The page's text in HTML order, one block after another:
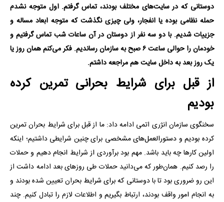
دوستانی که در سایت‌های مختلف بودند، تماس گرفتم. اول متوجه نشدم
حمله نظامی بوده یا انفجار، ولی چیزی نگذشت که متوجه ابعاد مساله و
جزییات شدیم. با دو سه نفر از دوستان در آن ساعات شب تماس گرفتیم و
خودمان را حوالی ساعت ۶ صبح به سازمان رساندیم. فکر می‌کنم همان روز یا
یک روز بعد به داخل سایت هم مراجعه داشتم.
از قبل برای شرایط بحرانی تمرین کرده
بودیم
سخنگوی سازمان انژری اتمی ادامه داد: ما از قبل برای شرایط بحران تمرین
کرده بودیم و دستورالعمل‌های مشخصی برای چنین شرایطی داشتیم؛ اینکه
اولین کارها چه باید باشد. مهم بود برآوردی از شرایط انجام دهیم و حملات
را رصد کنیم. همان‌طور که می‌دانید حملات طی روزهای بعد ادامه داشت از
این رو ضروری بود تا با دوستانی که برای شرایط بحران تعیین شده بودند و
به انجام امور واقف بودند، ارتباط بگیریم و اطلاعات لازم را تبادل کنیم. چند